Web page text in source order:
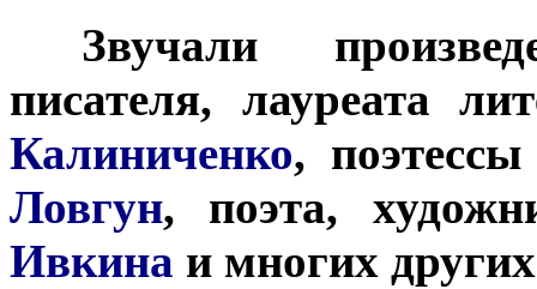
Звучали
писателя, лауреата
Калиниченко,
Ловгун, поэта,
Ивкина и многих